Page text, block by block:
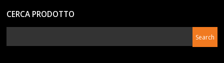
CERCA PRODOTTO